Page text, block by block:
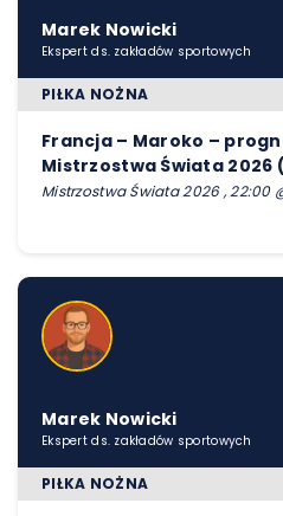
Marek Nowicki
Ekspert ds. zakładów sportowych
PIŁKA NOŻNA
Francja – Maroko –
Mistrzostwa Świata 2026
Mistrzostwa Świata 2026 , 22:00
Marek Nowicki
Ekspert ds. zakładów sportowych
PIŁKA NOŻNA